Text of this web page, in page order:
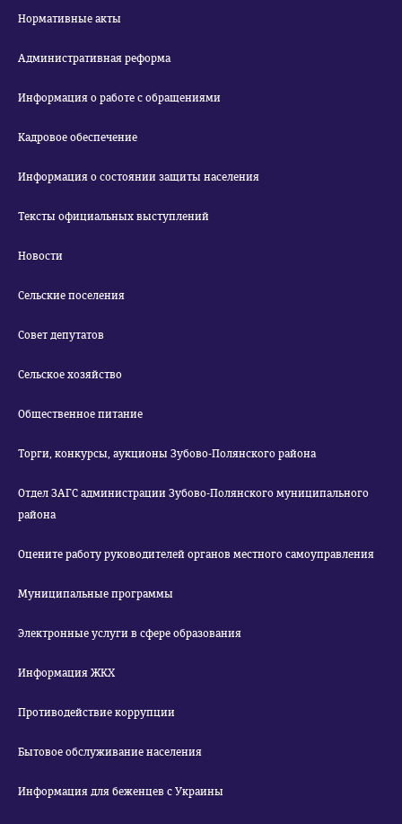
Нормативные акты
Административная реформа
Информация о работе с обращениями
Кадровое обеспечение
Информация о состоянии защиты населения
Тексты официальных выступлений
Новости
Сельские поселения
Совет депутатов
Сельское хозяйство
Общественное питание
Торги, конкурсы, аукционы Зубово-Полянского района
Отдел ЗАГС администрации Зубово-Полянского муниципального
района
Оцените работу руководителей органов местного самоуправления
Муниципальные программы
Электронные услуги в сфере образования
Информация ЖКХ
Противодействие коррупции
Бытовое обслуживание населения
Информация для беженцев с Украины